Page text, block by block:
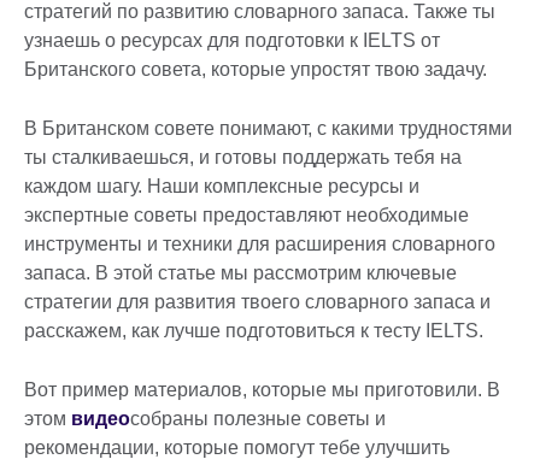
стратегий по развитию словарного запаса. Также ты
узнаешь о ресурсах для подготовки к IELTS от
Британского совета, которые упростят твою задачу.
В Британском совете понимают, с какими трудностями
ты сталкиваешься, и готовы поддержать тебя на
каждом шагу. Наши комплексные ресурсы и
экспертные советы предоставляют необходимые
инструменты и техники для расширения словарного
запаса. В этой статье мы рассмотрим ключевые
стратегии для развития твоего словарного запаса и
расскажем, как лучше подготовиться к тесту IELTS.
Вот пример материалов, которые мы приготовили. В
этом видеособраны полезные советы и
рекомендации, которые помогут тебе улучшить